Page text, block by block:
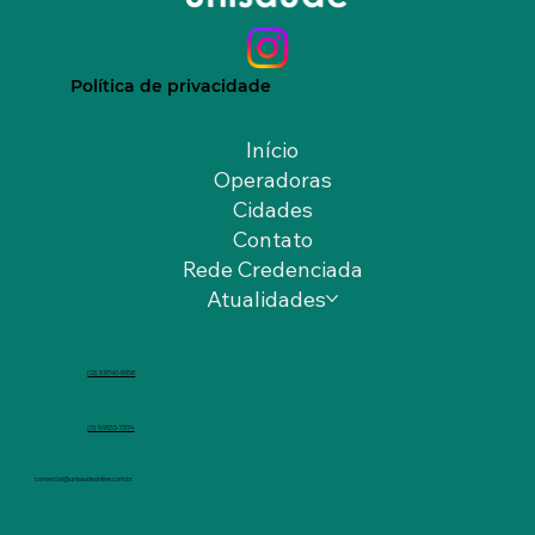
Política de privacidade
Início
Operadoras
Cidades
Contato
Rede Credenciada
Atualidades
(12) 9.9740-6958
(11) 9.9553-7374
comercial@unisaudeonline.com.br